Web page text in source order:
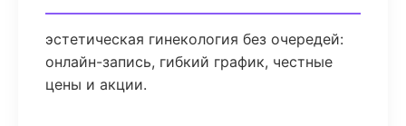
эстетическая гинекология без очередей:
онлайн-запись, гибкий график, честные
цены и акции.